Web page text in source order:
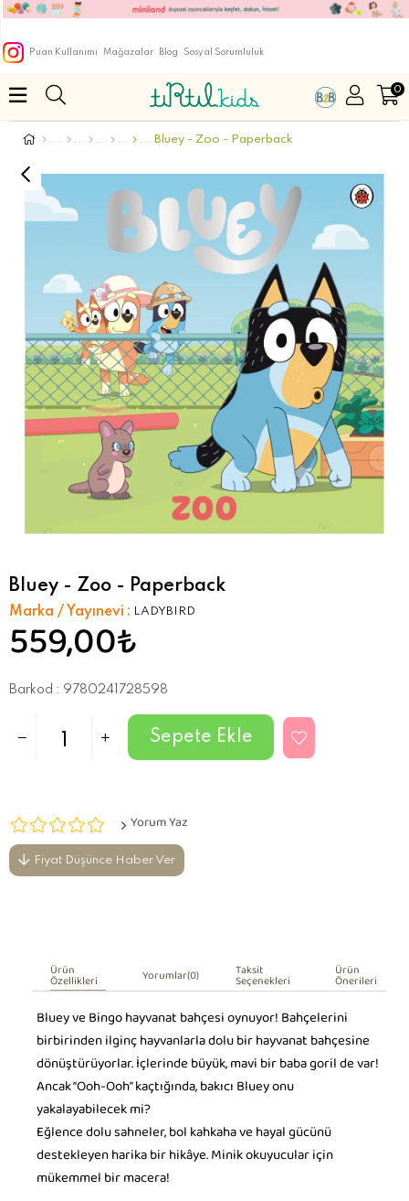
Puan Kullanımı Mağazalar Blog Sosyal Sorumluluk
0
Bluey - Zoo - Paperback
Bluey - Zoo - Paperback
Marka / Yayınevi : LADYBIRD
559,00₺
Barkod : 9780241728598
Yorum Yaz
Fiyat Düşünce Haber Ver
Ürün
Özellikleri Yorumlar(0) Taksit
Seçenekleri Ürün
Önerileri
Bluey ve Bingo hayvanat bahçesi oynuyor! Bahçelerini
birbirinden ilginç hayvanlarla dolu bir hayvanat bahçesine
dönüştürüyorlar. İçlerinde büyük, mavi bir baba goril de var!
Ancak “Ooh-Ooh” kaçtığında, bakıcı Bluey onu
yakalayabilecek mi?
Eğlence dolu sahneler, bol kahkaha ve hayal gücünü
destekleyen harika bir hikâye. Minik okuyucular için
mükemmel bir macera!